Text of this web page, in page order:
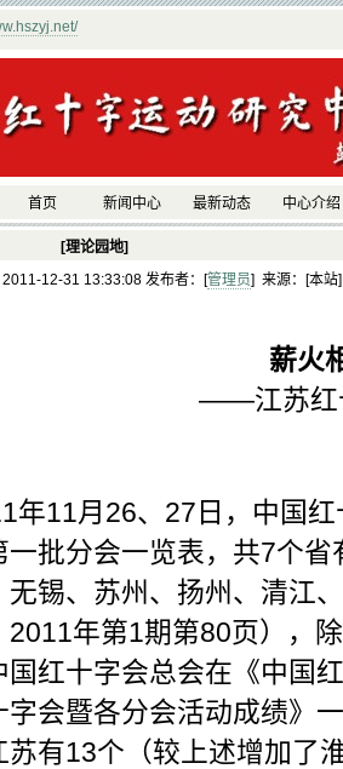
首页 新闻中心 最新动态 中心介绍
[理论园地]
12-31 13:33:08 发布者：[管理员] 来源：[本站
薪火
——江苏红
11月26、27日，中国红
一批分会一览表，共7个
无锡、苏州、扬州、清江
2011年第1期第80页），
国红十字会总会在《中国
字会暨各分会活动成绩》
苏有13个（较上述增加了